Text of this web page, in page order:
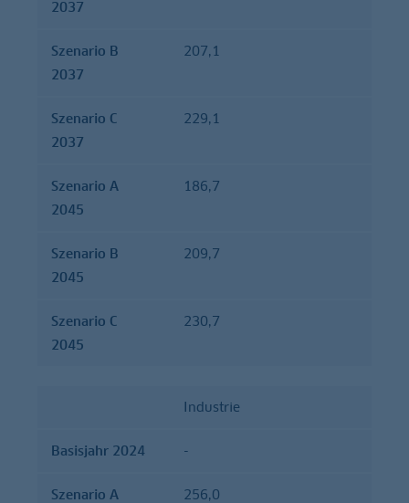
2037
Szenario B
2037
207,1
Szenario C
2037
229,1
Szenario A
2045
186,7
Szenario B
2045
209,7
Szenario C
2045
230,7
Industrie
Basisjahr 2024 -
Szenario A
256,0